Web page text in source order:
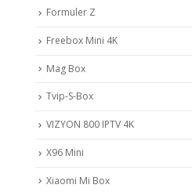
Formuler Z
Freebox Mini 4K
Mag Box
Tvip-S-Box
VIZYON 800 IPTV 4K
X96 Mini
Xiaomi Mi Box